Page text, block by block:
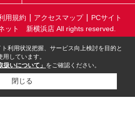
用規約 アクセスマップ
PCサイト
ット 新横浜店 All rights reserved.
利用状況把握、サービス向上検討を目的と
しています。
扱いについて」 をご確認ください。
閉じる